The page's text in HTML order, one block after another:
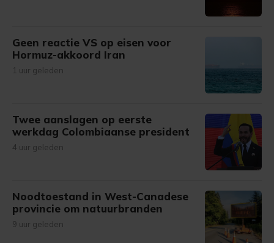
Geen reactie VS op eisen voor
Hormuz-akkoord Iran
1 uur geleden
Twee aanslagen op eerste
werkdag Colombiaanse president
4 uur geleden
Noodtoestand in West-Canadese
provincie om natuurbranden
9 uur geleden